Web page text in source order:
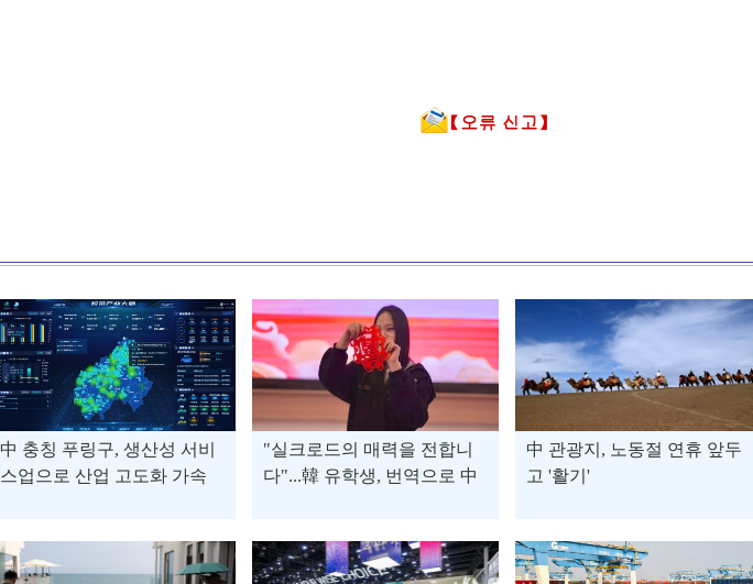
中 충칭 푸링구, 생산성 서비
스업으로 산업 고도화 가속
"실크로드의 매력을 전합니
다"...韓 유학생, 번역으로 中
中 관광지, 노동절 연휴 앞두
고 '활기'